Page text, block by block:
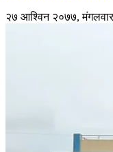
२७ आश्विन २०७७,